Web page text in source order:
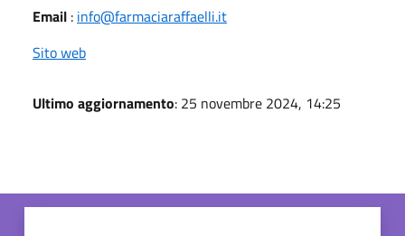
Email : info@farmaciaraffaelli.it
Sito web
Ultimo aggiornamento: 25 novembre 2024, 14:25